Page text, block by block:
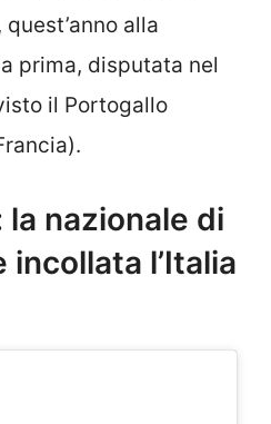
alla
prima, disputata nel
il Portogallo
la nazionale di
l’Italia